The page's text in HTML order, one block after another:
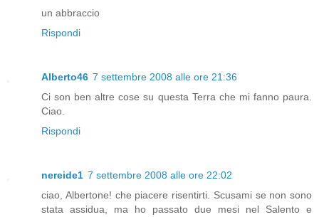
un abbraccio
Rispondi
Alberto46 7 settembre 2008 alle ore 21:36
Ci son ben altre cose su questa Terra che mi fanno paura.
Ciao.
Rispondi
nereide1 7 settembre 2008 alle ore 22:02
ciao, Albertone! che piacere risentirti. Scusami se non sono
stata assidua, ma ho passato due mesi nel Salento e